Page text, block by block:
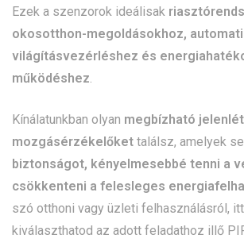
Ezek a szenzorok ideálisak
okosotthon-megoldásokhoz,
világításvezérléshez és
működéshez
Kínálatunkban olyan megbízható
mozgásérzékelőket találsz, amelyek
biztonságot, kényelmesebbé tenni a
csökkenteni a felesleges
szó otthoni vagy üzleti felhasználásról,
kiválaszthatod az adott feladathoz illő